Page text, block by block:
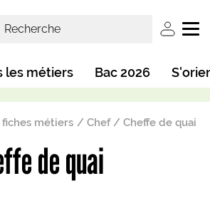
User
les métiers Bac 2026
fiches métiers Chef / Cheffe de quai
de quai